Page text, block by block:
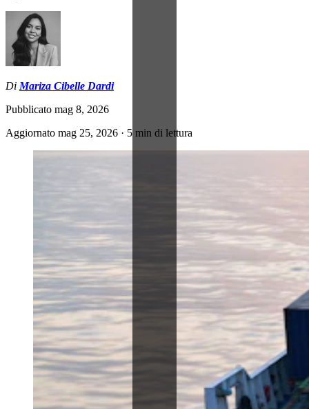
Di Mariza Cibelle Dardi
Pubblicato mag 8, 2026
Aggiornato mag 25, 2026 · 5 min di lettura